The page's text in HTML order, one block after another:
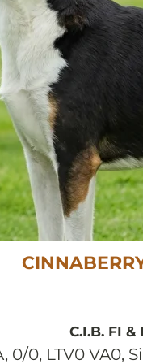
C.I.B. FI &
0/0, LTV0 VA0,